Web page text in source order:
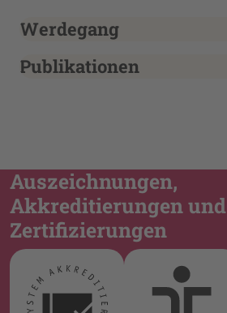
Werdegang
Publikationen
Auszeichnungen,
Akkreditierungen und
Zertifizierungen